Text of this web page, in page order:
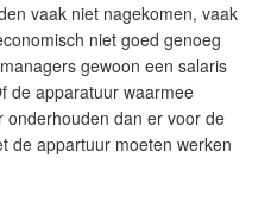
vaak niet nagekomen, vaak
niet goed genoeg
gewoon een salaris
de apparatuur waarmee
dan er voor de
de appartuur moeten werken